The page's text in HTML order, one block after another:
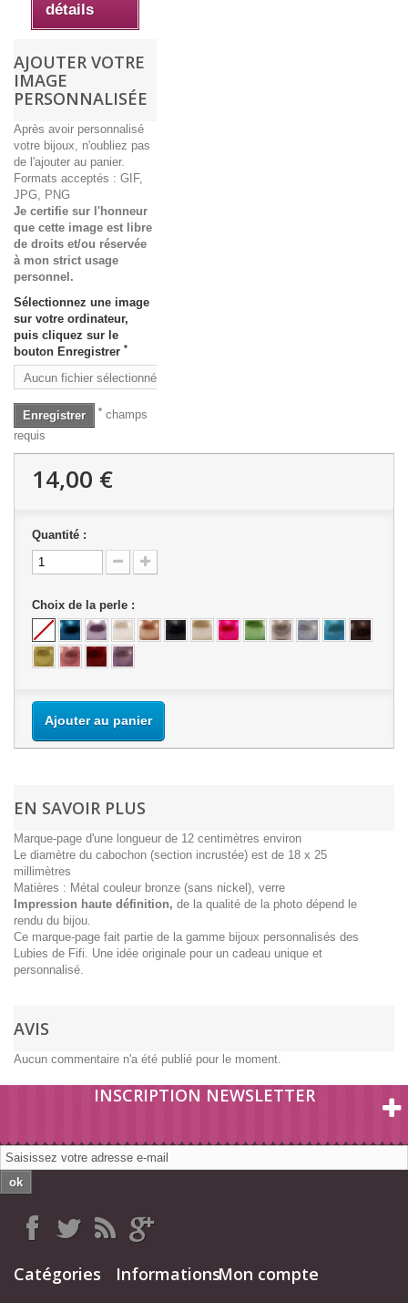
détails
AJOUTER VOTRE
IMAGE
PERSONNALISÉE
Après avoir personnalisé
votre bijoux, n'oubliez pas
de l'ajouter au panier.
Formats acceptés : GIF,
JPG, PNG
Je certifie sur l'honneur
que cette image est libre
de droits et/ou réservée
à mon strict usage
personnel.
Sélectionnez une image
sur votre ordinateur,
puis cliquez sur le
bouton Enregistrer *
Aucun fichier sélectionné
Parcourir
Enregistrer
* champs
requis
14,00 €
Quantité :
Choix de la perle :
Ajouter au panier
EN SAVOIR PLUS
Marque-page d'une longueur de 12 centimètres environ
Le diamètre du cabochon (section incrustée) est de 18 x 25
millimètres
Matières : Métal couleur bronze (sans nickel), verre
Impression haute définition, de la qualité de la photo dépend le
rendu du bijou.
Ce marque-page fait partie de la gamme bijoux personnalisés des
Lubies de Fifi. Une idée originale pour un cadeau unique et
personnalisé.
AVIS
Aucun commentaire n'a été publié pour le moment.
INSCRIPTION NEWSLETTER
ok
Catégories InformationsMon compte